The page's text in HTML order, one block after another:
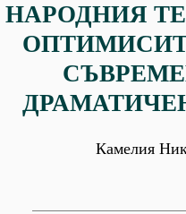
НАРОДНИЯ
Камелия